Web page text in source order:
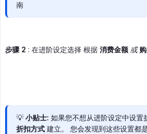
南
步骤 2 : 在进阶设定选择 根据 消费金额 或
💡小贴士: 如果您不想从进阶设定中设置
折扣方式 建立。 您会发现到这些设置都